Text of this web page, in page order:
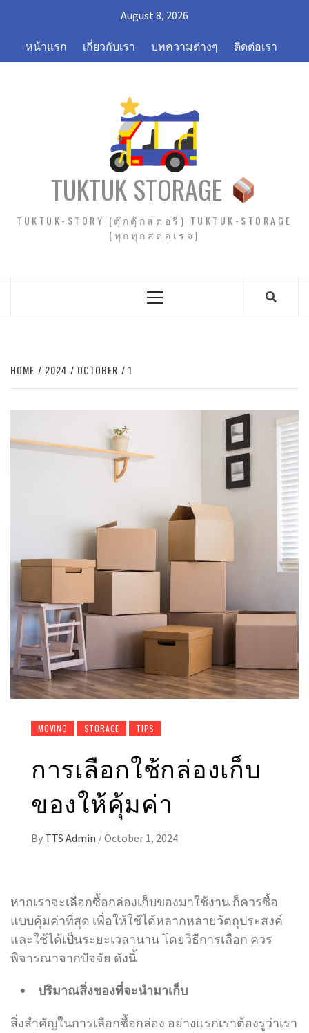
content
August 8, 2026
หน้าแรก เกี่ยวกับเรา บทความต่างๆ ติดต่อเรา
TUKTUK STORAGE
TUKTUK-STORY (ตุ๊กตุ๊กสตอรี่) TUKTUK-STORAGE
(ทุกทุกสตอเรจ)
Primary
HOME 2024 OCTOBER 1
MOVING STORAGE TIPS
การเลือกใช้กล่องเก็บ
ของให้คุ้มค่า
By TTS Admin /October 1, 2024
หากเราจะเลือกซื้อกล่องเก็บของมาใช้งาน ก็ควรซื้อ
แบบคุ้มค่าที่สุด เพื่อให้ใช้ได้หลากหลายวัตถุประสงค์
และใช้ได้เป็นระยะเวลานาน โดยวิธีการเลือก ควร
พิจารณาจากปัจจัย ดังนี้
ปริมาณสิ่งของที่จะนำมาเก็บ
สิ่งสำคัญในการเลือกซื้อกล่อง อย่างแรกเราต้องรูว่าเรา